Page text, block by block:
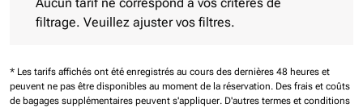
Aucun tarif ne correspond à vos critères de
filtrage. Veuillez ajuster vos filtres.
* Les tarifs affichés ont été enregistrés au cours des dernières 48 heures et
peuvent ne pas être disponibles au moment de la réservation. Des frais et coûts
de bagages supplémentaires peuvent s'appliquer. D'autres termes et conditions